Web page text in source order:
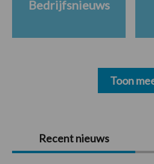
Primaire
Sidebar
Recent nieuws
Bedrijfsnieuws
Toon